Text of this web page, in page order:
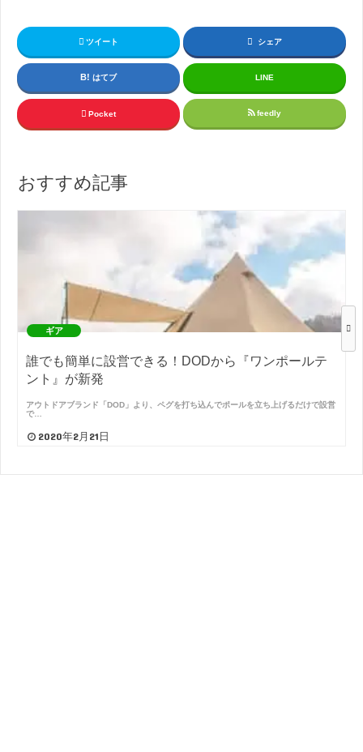
ツイート シェア
はてブ LINE
Pocket feedly
おすすめ記事
ギア
誰でも簡単に設営できる！DODから『ワンポールテ
ント』が新発
アウトドアブランド「DOD」より、ペグを打ち込んでポールを立ち上げるだけで設営
で…
2020年2月21日